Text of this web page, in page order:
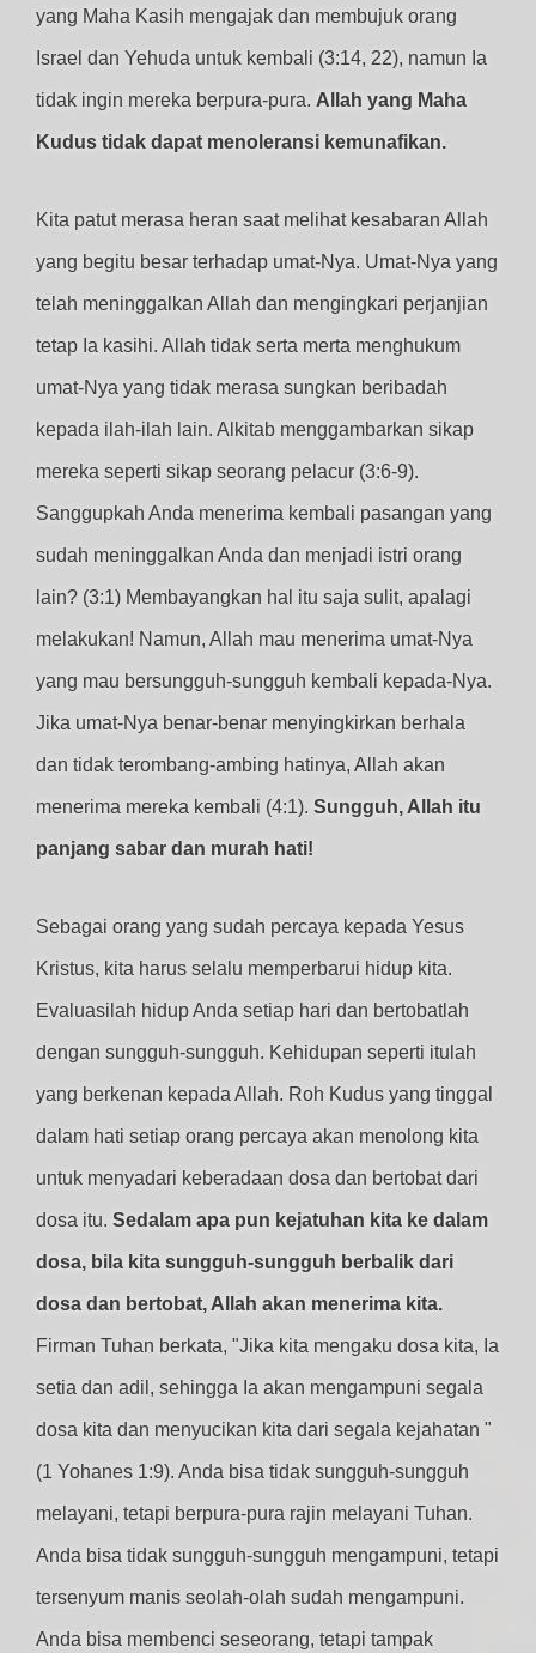
yang Maha Kasih mengajak dan membujuk orang
Israel dan Yehuda untuk kembali (3:14, 22), namun Ia
tidak ingin mereka berpura-pura. Allah yang Maha
Kudus tidak dapat menoleransi kemunafikan.
Kita patut merasa heran saat melihat kesabaran Allah
yang begitu besar terhadap umat-Nya. Umat-Nya yang
telah meninggalkan Allah dan mengingkari perjanjian
tetap Ia kasihi. Allah tidak serta merta menghukum
umat-Nya yang tidak merasa sungkan beribadah
kepada ilah-ilah lain. Alkitab menggambarkan sikap
mereka seperti sikap seorang pelacur (3:6-9).
Sanggupkah Anda menerima kembali pasangan yang
sudah meninggalkan Anda dan menjadi istri orang
lain? (3:1) Membayangkan hal itu saja sulit, apalagi
melakukan! Namun, Allah mau menerima umat-Nya
yang mau bersungguh-sungguh kembali kepada-Nya.
Jika umat-Nya benar-benar menyingkirkan berhala
dan tidak terombang-ambing hatinya, Allah akan
menerima mereka kembali (4:1). Sungguh, Allah itu
panjang sabar dan murah hati!
Sebagai orang yang sudah percaya kepada Yesus
Kristus, kita harus selalu memperbarui hidup kita.
Evaluasilah hidup Anda setiap hari dan bertobatlah
dengan sungguh-sungguh. Kehidupan seperti itulah
yang berkenan kepada Allah. Roh Kudus yang tinggal
dalam hati setiap orang percaya akan menolong kita
untuk menyadari keberadaan dosa dan bertobat dari
dosa itu. Sedalam apa pun kejatuhan kita ke dalam
dosa, bila kita sungguh-sungguh berbalik dari
dosa dan bertobat, Allah akan menerima kita.
Firman Tuhan berkata, "Jika kita mengaku dosa kita, Ia
setia dan adil, sehingga Ia akan mengampuni segala
dosa kita dan menyucikan kita dari segala kejahatan "
(1 Yohanes 1:9). Anda bisa tidak sungguh-sungguh
melayani, tetapi berpura-pura rajin melayani Tuhan.
Anda bisa tidak sungguh-sungguh mengampuni, tetapi
tersenyum manis seolah-olah sudah mengampuni.
Anda bisa membenci seseorang, tetapi tampak